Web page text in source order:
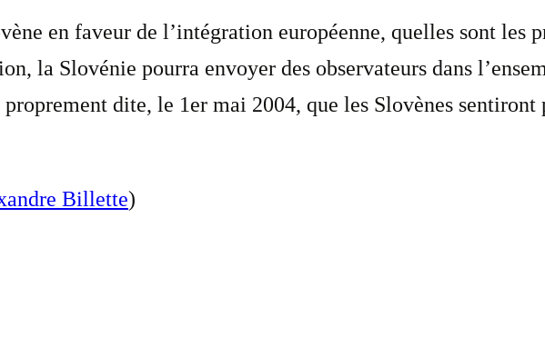
en faveur de l’intégration européenne, quelles sont les
la Slovénie pourra envoyer des observateurs dans
dite, le 1er mai 2004, que les Slovènes
Billette)